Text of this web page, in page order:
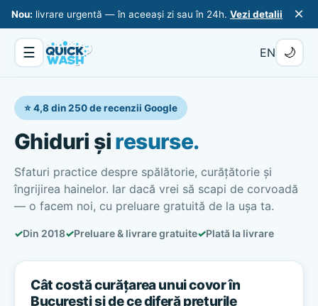
Nou: livrare urgentă — în aceeași zi sau în 24h. Vezi detalii ×
☰ EN 🌙
⭐ 4,8 din 250 de recenzii Google
Ghiduri șiresurse.
Sfaturi practice despre spălătorie, curățătorie și
îngrijirea hainelor. Iar dacă vrei să scapi de corvoadă
— o facem noi, cu preluare gratuită de la ușa ta.
✓Din 2018✓Preluare & livrare gratuite✓Plată la livrare
Cât costă curățarea unui covor în
București și de ce diferă prețurile